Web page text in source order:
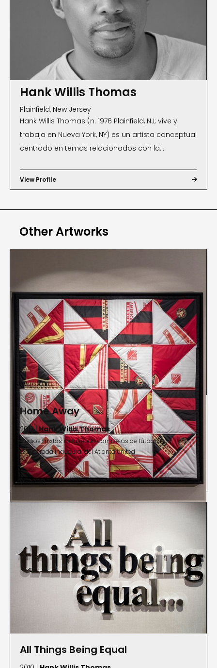
Hank Willis Thomas
Plainfield, New Jersey
Hank Willis Thomas (n. 1976 Plainfield, NJ; vive y
trabaja en Nueva York, NY) es un artista conceptual
centrado en temas relacionados con la
medios de comunicación y la cultura popular. Su
trabajo a menudo incorpora iconos ampliamente
su capacidad de reforzar las generalizaciones
todo Estados Unidos y en el extranjero, incluyendo
en el Centro Internacional de Fotografía, Nueva
York; Museo Guggenheim Bilbao, España; Musée
du quai Branly, París; Hong Kong Arts Centre, Hong
Kong; y el Witte de With Center for Contemporary
Art, Países Bajos. El trabajo de Thomas está
incluido en numerosas colecciones públicas
incluyendo el Museum of Modern Art, Nueva York;
Solomon R. Guggenheim Museum, Nueva York;
Whitney Museum of American Art, Nueva York;
Brooklyn Museum, Nueva York; High Museum of Art,
Atlanta: y la National Gallery of Art, Washington D.C.
Thomas también es el receptor de la beca
Guggenheim (2018), Premio de Fotografía AIMIA |
AGO Photography Prize (2017), Soros Equality
Fellowship (2018), Soros Equality Fellowship (2018),
Soros Equality Fellowship (2018), Premio de
Fotografía Soros Equality (2017) 2017), y fue
galardonado con la Medalla de Artes del
Departamento de Estado de Estados Unidos 2023.
View Profile 
Other Artworks
Home Away
2017 |Hank Willis Thomas
Medios mixtos incluyendo camisetas de fútbol de la
temporada inaugural del Atlanta United
Gullwing
All Things Being Equal